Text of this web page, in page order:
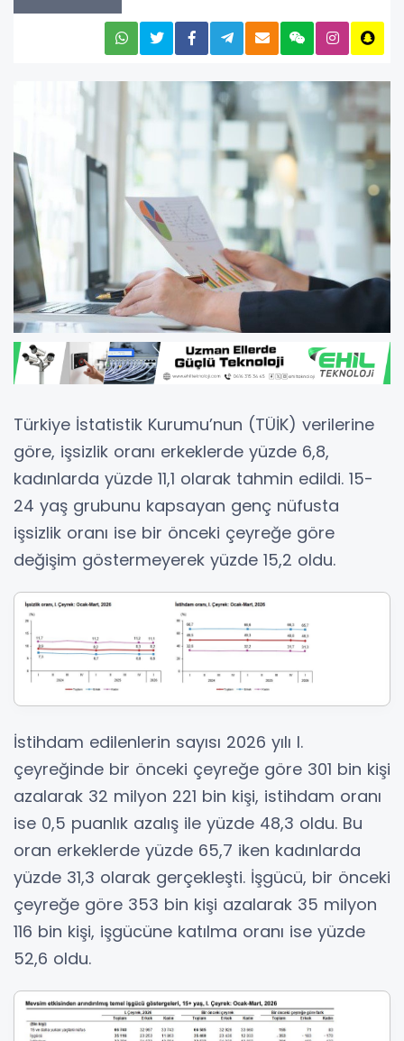
Türkiye İstatistik Kurumu’nun (TÜİK) verilerine
göre, işsizlik oranı erkeklerde yüzde 6,8,
kadınlarda yüzde 11,1 olarak tahmin edildi. 15-
24 yaş grubunu kapsayan genç nüfusta
işsizlik oranı ise bir önceki çeyreğe göre
değişim göstermeyerek yüzde 15,2 oldu.
İstihdam edilenlerin sayısı 2026 yılı I.
çeyreğinde bir önceki çeyreğe göre 301 bin kişi
azalarak 32 milyon 221 bin kişi, istihdam oranı
ise 0,5 puanlık azalış ile yüzde 48,3 oldu. Bu
oran erkeklerde yüzde 65,7 iken kadınlarda
yüzde 31,3 olarak gerçekleşti. İşgücü, bir önceki
çeyreğe göre 353 bin kişi azalarak 35 milyon
116 bin kişi, işgücüne katılma oranı ise yüzde
52,6 oldu.